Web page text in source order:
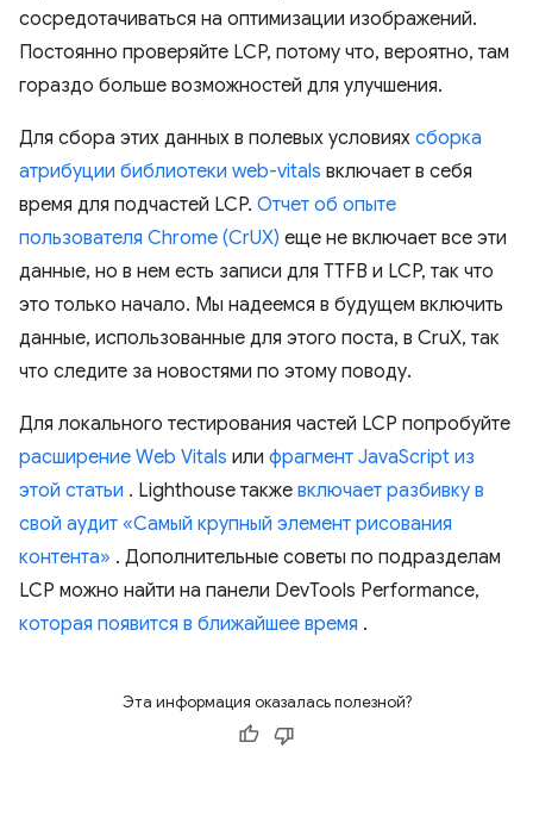
сосредотачиваться на оптимизации изображений.
Постоянно проверяйте LCP, потому что, вероятно, там
гораздо больше возможностей для улучшения.
Для сбора этих данных в полевых условиях сборка
атрибуции библиотеки web-vitals включает в себя
время для подчастей LCP. Отчет об опыте
пользователя Chrome (CrUX) еще не включает все эти
данные, но в нем есть записи для TTFB и LCP, так что
это только начало. Мы надеемся в будущем включить
данные, использованные для этого поста, в CruX, так
что следите за новостями по этому поводу.
Для локального тестирования частей LCP попробуйте
расширение Web Vitals или фрагмент JavaScript из
этой статьи . Lighthouse также включает разбивку в
свой аудит «Самый крупный элемент рисования
контента» . Дополнительные советы по подразделам
LCP можно найти на панели DevTools Performance,
которая появится в ближайшее время .
Эта информация оказалась полезной?